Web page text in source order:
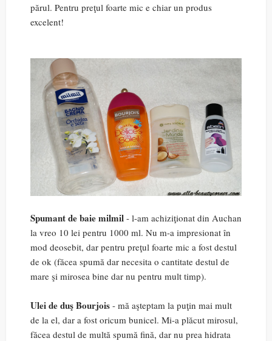
părul. Pentru preţul foarte mic e chiar un produs
excelent!
Spumant de baie milmil - l-am achiziţionat din Auchan
la vreo 10 lei pentru 1000 ml. Nu m-a impresionat în
mod deosebit, dar pentru preţul foarte mic a fost destul
de ok (făcea spumă dar necesita o cantitate destul de
mare şi mirosea bine dar nu pentru mult timp).
Ulei de duş Bourjois - mă aşteptam la puţin mai mult
de la el, dar a fost oricum bunicel. Mi-a plăcut mirosul,
făcea destul de multă spumă fină, dar nu prea hidrata